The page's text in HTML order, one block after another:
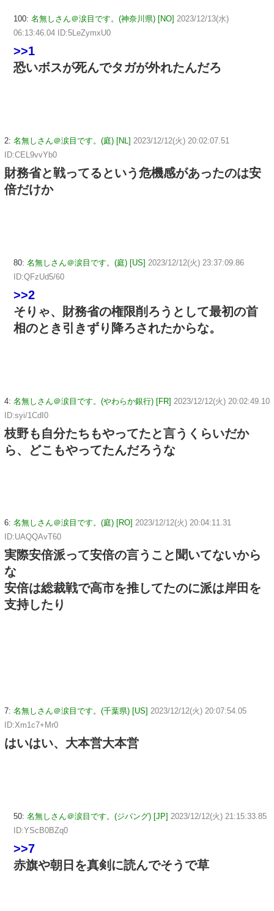
100: 名無しさん＠涙目です。(神奈川県) [NO] 2023/12/13(水)
06:13:46.04 ID:5LeZymxU0
>>1
恐いボスが死んでタガが外れたんだろ
2: 名無しさん＠涙目です。(庭) [NL] 2023/12/12(火) 20:02:07.51
ID:CEL9vvYb0
財務省と戦ってるという危機感があったのは安
倍だけか
80: 名無しさん＠涙目です。(庭) [US] 2023/12/12(火) 23:37:09.86
ID:QFzUd5/60
>>2
そりゃ、財務省の権限削ろうとして最初の首
相のとき引きずり降ろされたからな。
4: 名無しさん＠涙目です。(やわらか銀行) [FR] 2023/12/12(火) 20:02:49.10
ID:syi/1CdI0
枝野も自分たちもやってたと言うくらいだか
ら、どこもやってたんだろうな
6: 名無しさん＠涙目です。(庭) [RO] 2023/12/12(火) 20:04:11.31
ID:UAQQAvT60
実際安倍派って安倍の言うこと聞いてないから
な
安倍は総裁戦で高市を推してたのに派は岸田を
支持したり
7: 名無しさん＠涙目です。(千葉県) [US] 2023/12/12(火) 20:07:54.05
ID:Xm1c7+Mr0
はいはい、大本営大本営
50: 名無しさん＠涙目です。(ジパング) [JP] 2023/12/12(火) 21:15:33.85
ID:YScB0BZq0
>>7
赤旗や朝日を真剣に読んでそうで草